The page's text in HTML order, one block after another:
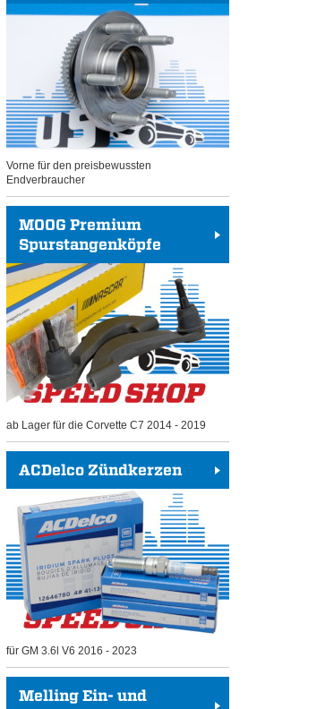
Vorne für den preisbewussten
Endverbraucher
MOOG Premium
Spurstangenköpfe
ab Lager für die Corvette C7 2014 - 2019
ACDelco Zündkerzen
für GM 3.6l V6 2016 - 2023
Melling Ein- und